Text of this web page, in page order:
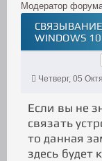
Модератор
СВЯЗЫВАНИЕ
WINDOWS 10
Четверг, 05
Если вы не
связать
то данная
здесь будет